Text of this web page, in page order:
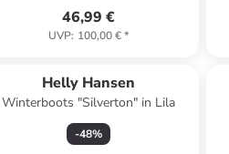
46,99 €
UVP: 100,00 €*
Helly Hansen
Winterboots "Silverton" in Lila
-48%